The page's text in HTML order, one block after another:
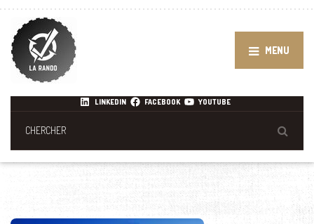
MENU
LINKEDIN FACEBOOK YOUTUBE